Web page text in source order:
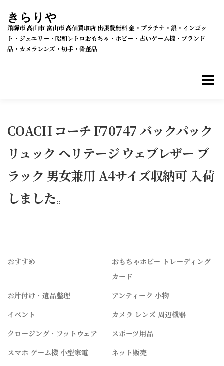
ン
ス
きらりや
飛騨市 高山市 富山市 高価買取店 出張費無料 金・プラチナ・銀・インゴッ
ト・ジュエリー・昭和レトロおもちゃ・ホビー・古いゲーム機・ブランド
品・カメラレンズ・切手・骨董品
メニ
メルカリSHOPS 公式ラクマ店 ヤフー2号店
買取の流れ
COACH コーチ F70747 バックパック
リュック ヘリテージ ウェブレザー ブ
ラック 男女兼用 A4サイズ収納可 入荷
しました。
おすすめ
おもちゃホビー トレーディング
カード
お片付け・遺品整理
アンティーク 小物
イベント
カメラ レンズ 周辺機器
クロージング・フットウェア
スポーツ用品
スマホ ゲーム機 小型家電
ネット販売